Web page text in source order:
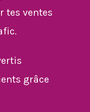
tes ventes
grâce